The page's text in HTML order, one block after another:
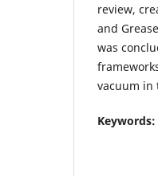
review,
and
was
vacuum in
Keywords: